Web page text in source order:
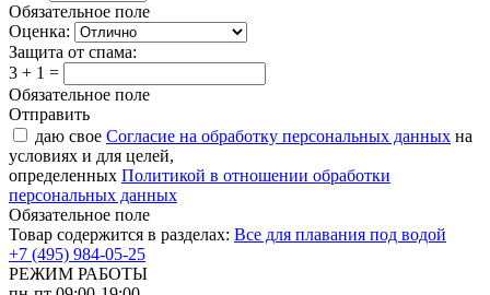
Обязательное поле
Оценка:
Защита от спама:
3 + 1 =
Обязательное поле
Отправить
даю свое Согласие на обработку персональных данных на
условиях и для целей,
определенных Политикой в отношении обработки
персональных данных
Обязательное поле
Товар содержится в разделах: Все для плавания под водой
+7 (495) 984-05-25
РЕЖИМ РАБОТЫ